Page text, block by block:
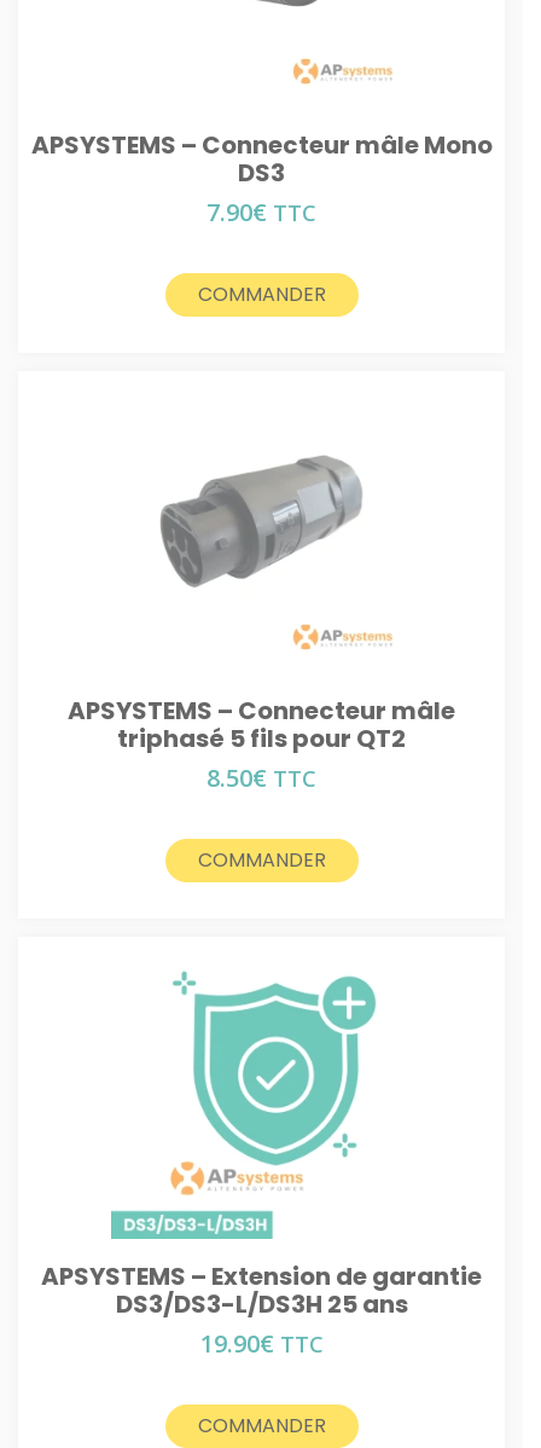
APSYSTEMS – Connecteur mâle Mono
DS3
7.90€ TTC
COMMANDER
APSYSTEMS – Connecteur mâle
triphasé 5 fils pour QT2
8.50€ TTC
COMMANDER
APSYSTEMS – Extension de garantie
DS3/DS3-L/DS3H 25 ans
19.90€ TTC
COMMANDER